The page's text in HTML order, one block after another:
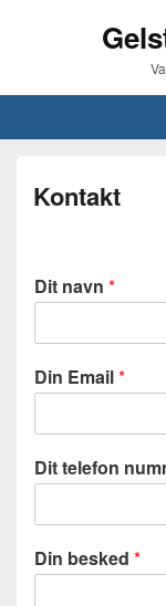
Kontakt
Dit navn *
Din Email*
Dit telefon
Din besked *